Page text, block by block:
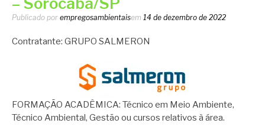
Publicado por empregosambientaisem 14 de dezembro de 2022
Contratante: GRUPO SALMERON
FORMAÇÃO ACADÊMICA: Técnico em Meio Ambiente,
Técnico Ambiental, Gestão ou cursos relativos à área.